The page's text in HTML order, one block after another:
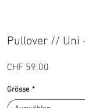
Pullover // Uni
CHF 59.00
Grösse *